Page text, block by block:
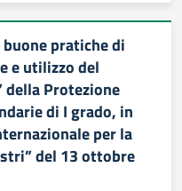
pratiche di
e utilizzo del
della Protezione
di I grado, in
per la
del 13 ottobre